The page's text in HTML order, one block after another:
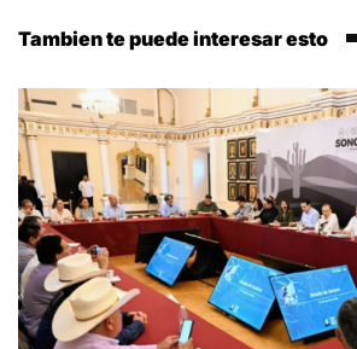
Tambien te puede interesar esto